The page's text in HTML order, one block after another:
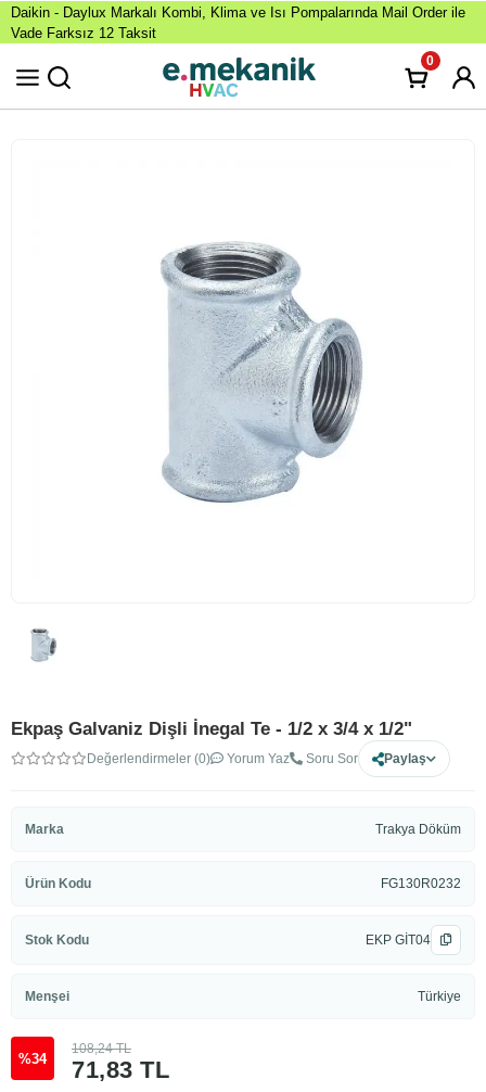
Daikin - Daylux Markalı Kombi, Klima ve Isı Pompalarında Mail Order ile
Vade Farksız 12 Taksit
0
Ekpaş Galvaniz Dişli İnegal Te - 1/2 x 3/4 x 1/2"
Değerlendirmeler (0) Yorum Yaz Soru Sor Paylaş
Marka Trakya Döküm
Ürün Kodu FG130R0232
Stok Kodu EKP GİT04
Menşei Türkiye
%34 71,83 TL
108,24 TL